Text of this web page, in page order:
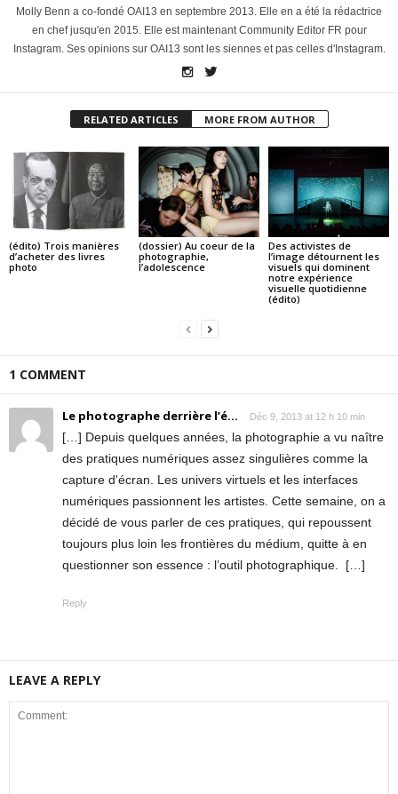
Molly Benn a co-fondé OAI13 en septembre 2013. Elle en a été la rédactrice
en chef jusqu'en 2015. Elle est maintenant Community Editor FR pour
Instagram. Ses opinions sur OAI13 sont les siennes et pas celles d'Instagram.
RELATED ARTICLES MORE FROM AUTHOR
(édito) Trois manières
d’acheter des livres
photo
(dossier) Au coeur de la
photographie,
l’adolescence
Des activistes de
l’image détournent les
visuels qui dominent
notre expérience
visuelle quotidienne
(édito)
1 COMMENT
Le photographe derrière l’é... Déc 9, 2013 at 12 h 10 min
[…] Depuis quelques années, la photographie a vu naître
des pratiques numériques assez singulières comme la
capture d'écran. Les univers virtuels et les interfaces
numériques passionnent les artistes. Cette semaine, on a
décidé de vous parler de ces pratiques, qui repoussent
toujours plus loin les frontières du médium, quitte à en
questionner son essence : l’outil photographique. […]
Reply
LEAVE A REPLY